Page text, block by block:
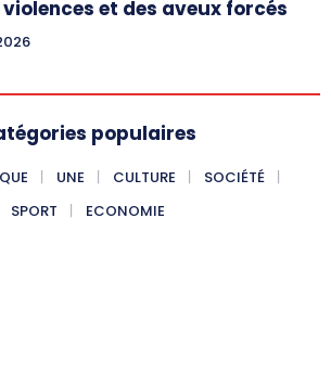
et des aveux forcés
populaires
UNE CULTURE
SOCIÉTÉ
SPORT
ECONOMIE